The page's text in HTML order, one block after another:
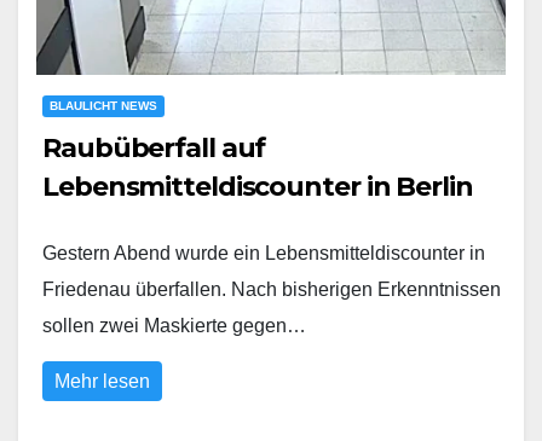
BLAULICHT NEWS
Raubüberfall auf
Lebensmitteldiscounter in Berlin
Gestern Abend wurde ein Lebensmitteldiscounter in
Friedenau überfallen. Nach bisherigen Erkenntnissen
sollen zwei Maskierte gegen…
Mehr lesen